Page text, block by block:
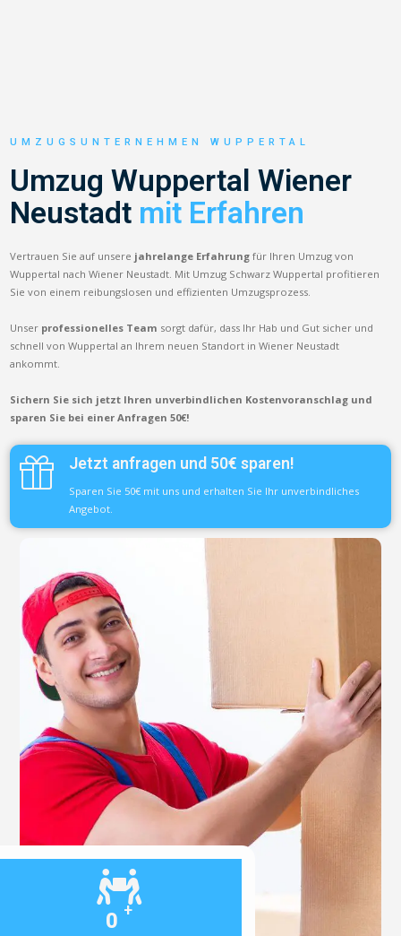
0 +
UMZUGSUNTERNEHMEN WUPPERTAL
Umzug Wuppertal Wiener
Neustadt mit Erfahren
Vertrauen Sie auf unsere jahrelange Erfahrung für Ihren Umzug von
Wuppertal nach Wiener Neustadt. Mit Umzug Schwarz Wuppertal profitieren
Sie von einem reibungslosen und effizienten Umzugsprozess.
Unser professionelles Team sorgt dafür, dass Ihr Hab und Gut sicher und
schnell von Wuppertal an Ihrem neuen Standort in Wiener Neustadt
ankommt.
Sichern Sie sich jetzt Ihren unverbindlichen Kostenvoranschlag und
sparen Sie bei einer Anfragen 50€!
Jetzt anfragen und 50€ sparen!
Sparen Sie 50€ mit uns und erhalten Sie Ihr unverbindliches
Angebot.